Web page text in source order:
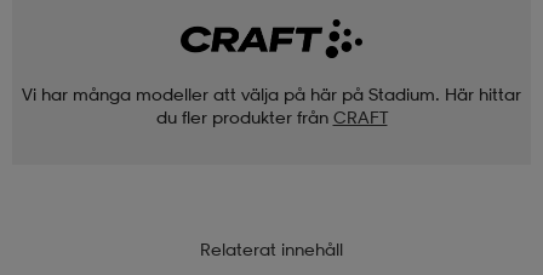
Vi har många modeller att välja på här på Stadium. Här hittar
du fler produkter från CRAFT
Relaterat innehåll